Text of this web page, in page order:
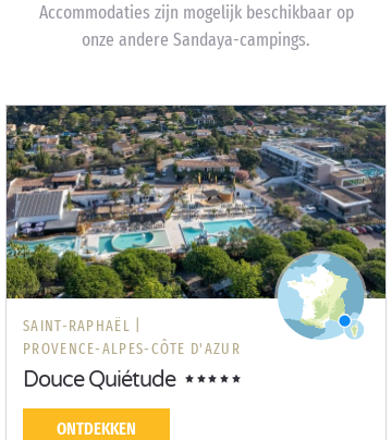
Accommodaties zijn mogelijk beschikbaar op
onze andere Sandaya-campings.
SAINT-RAPHAËL |
PROVENCE-ALPES-CÔTE D'AZUR
Douce Quiétude
ONTDEKKEN